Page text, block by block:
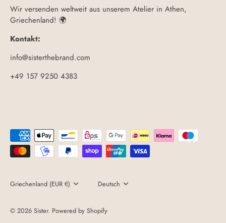
Wir versenden weltweit aus unserem Atelier in Athen,
Griechenland! 🌍
Kontakt:
info@sisterthebrand.com
+49 157 9250 4383
Währung
Griechenland (EUR €) Sprache
Deutsch
© 2026 Sister. Powered by Shopify